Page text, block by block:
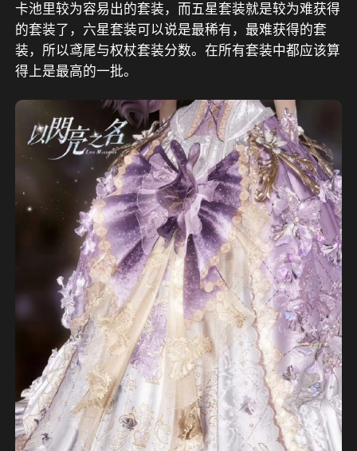
卡池里较为容易出的套装，而五星套装就是较为难获得
的套装了，六星套装可以说是最稀有，最难获得的套
装，所以鸢尾与权杖套装分数。在所有套装中都应该算
得上是最高的一批。